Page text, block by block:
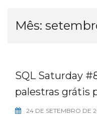
Mês:
SQL Saturday
palestras grátis
24 DE SETEMBRO DE